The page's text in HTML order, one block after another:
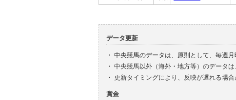
データ更新
・ 中央競馬のデータは、原則として、毎週月
・ 中央競馬以外（海外・地方等）のデータ
・ 更新タイミングにより、反映が遅れる場合
賞金